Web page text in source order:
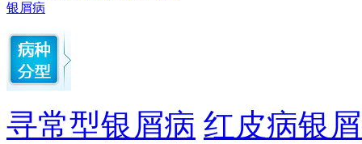
银屑病
寻常型银屑病 红皮病银